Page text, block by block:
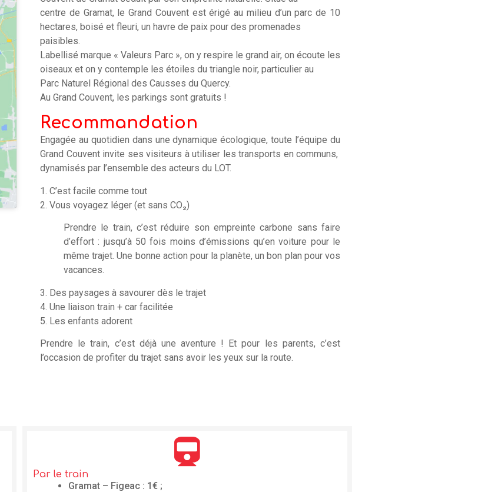
centre de Gramat, le Grand Couvent est érigé au milieu d’un parc de 10
hectares, boisé et fleuri, un havre de paix pour des promenades
paisibles.
Labellisé marque « Valeurs Parc », on y respire le grand air, on écoute les
oiseaux et on y contemple les étoiles du triangle noir, particulier au
Parc Naturel Régional des Causses du Quercy.
Au Grand Couvent, les parkings sont gratuits !
Recommandation
Engagée au quotidien dans une dynamique écologique, toute l’équipe du
Grand Couvent invite ses visiteurs à utiliser les transports en communs,
dynamisés par l’ensemble des acteurs du LOT.
1. C’est facile comme tout
2. Vous voyagez léger (et sans CO₂)
Prendre le train, c’est réduire son empreinte carbone sans faire
d’effort : jusqu’à 50 fois moins d’émissions qu’en voiture pour le
même trajet. Une bonne action pour la planète, un bon plan pour vos
vacances.
3. Des paysages à savourer dès le trajet
4. Une liaison train + car facilitée
5. Les enfants adorent
Prendre le train, c’est déjà une aventure ! Et pour les parents, c’est
l’occasion de profiter du trajet sans avoir les yeux sur la route.
Par le train
Gramat – Figeac : 1€ ;